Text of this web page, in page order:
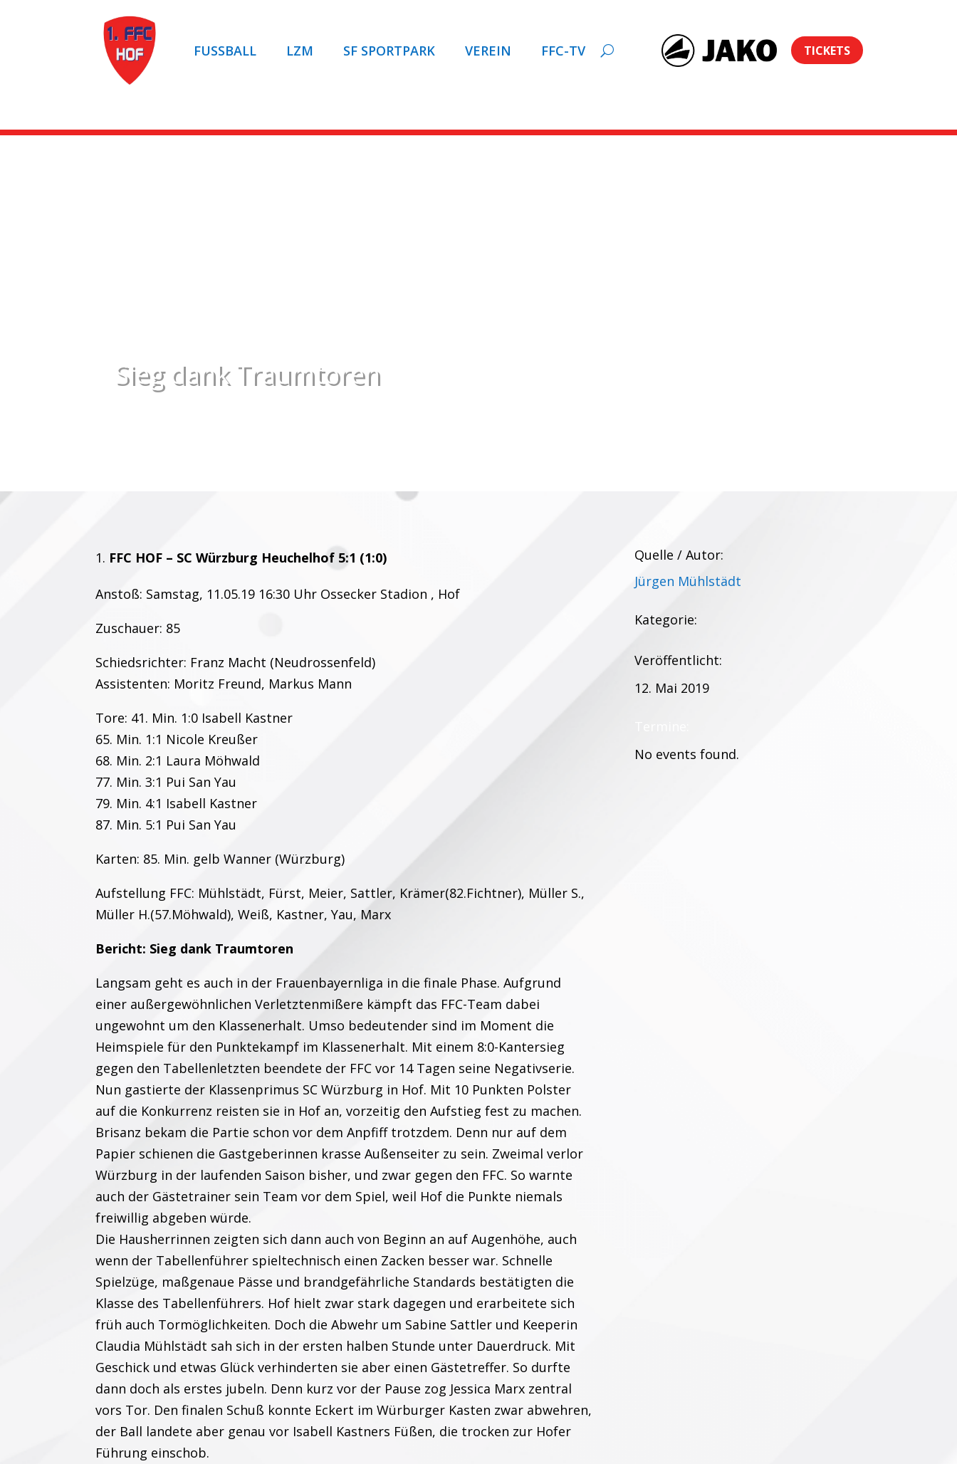
FUSSBALL LZM SF SPORTPARK VEREIN FFC-TV TICKETS
Sieg dank Traumtoren
FFC HOF – SC Würzburg Heuchelhof 5:1 (1:0)
Anstoß: Samstag, 11.05.19 16:30 Uhr Ossecker Stadion , Hof
Zuschauer: 85
Schiedsrichter: Franz Macht (Neudrossenfeld)
Assistenten: Moritz Freund, Markus Mann
Tore: 41. Min. 1:0 Isabell Kastner
65. Min. 1:1 Nicole Kreußer
68. Min. 2:1 Laura Möhwald
77. Min. 3:1 Pui San Yau
79. Min. 4:1 Isabell Kastner
87. Min. 5:1 Pui San Yau
Karten: 85. Min. gelb Wanner (Würzburg)
Aufstellung FFC: Mühlstädt, Fürst, Meier, Sattler, Krämer(82.Fichtner), Müller S.,
Müller H.(57.Möhwald), Weiß, Kastner, Yau, Marx
Bericht: Sieg dank Traumtoren
Langsam geht es auch in der Frauenbayernliga in die finale Phase. Aufgrund
einer außergewöhnlichen Verletztenmißere kämpft das FFC-Team dabei
ungewohnt um den Klassenerhalt. Umso bedeutender sind im Moment die
Heimspiele für den Punktekampf im Klassenerhalt. Mit einem 8:0-Kantersieg
gegen den Tabellenletzten beendete der FFC vor 14 Tagen seine Negativserie.
Nun gastierte der Klassenprimus SC Würzburg in Hof. Mit 10 Punkten Polster
auf die Konkurrenz reisten sie in Hof an, vorzeitig den Aufstieg fest zu machen.
Brisanz bekam die Partie schon vor dem Anpfiff trotzdem. Denn nur auf dem
Papier schienen die Gastgeberinnen krasse Außenseiter zu sein. Zweimal verlor
Würzburg in der laufenden Saison bisher, und zwar gegen den FFC. So warnte
auch der Gästetrainer sein Team vor dem Spiel, weil Hof die Punkte niemals
freiwillig abgeben würde.
Die Hausherrinnen zeigten sich dann auch von Beginn an auf Augenhöhe, auch
wenn der Tabellenführer spieltechnisch einen Zacken besser war. Schnelle
Spielzüge, maßgenaue Pässe und brandgefährliche Standards bestätigten die
Klasse des Tabellenführers. Hof hielt zwar stark dagegen und erarbeitete sich
früh auch Tormöglichkeiten. Doch die Abwehr um Sabine Sattler und Keeperin
Claudia Mühlstädt sah sich in der ersten halben Stunde unter Dauerdruck. Mit
Geschick und etwas Glück verhinderten sie aber einen Gästetreffer. So durfte
dann doch als erstes jubeln. Denn kurz vor der Pause zog Jessica Marx zentral
vors Tor. Den finalen Schuß konnte Eckert im Würburger Kasten zwar abwehren,
der Ball landete aber genau vor Isabell Kastners Füßen, die trocken zur Hofer
Führung einschob.
Quelle / Autor:
Jürgen Mühlstädt
Kategorie:
Veröffentlicht:
12. Mai 2019
No events found.